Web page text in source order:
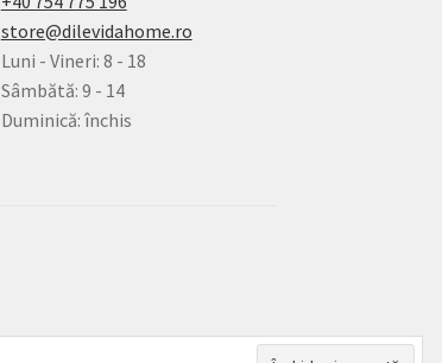
store@dilevidahome.ro
Luni - Vineri: 8 - 18
Sâmbătă: 9 - 14
Duminică: închis